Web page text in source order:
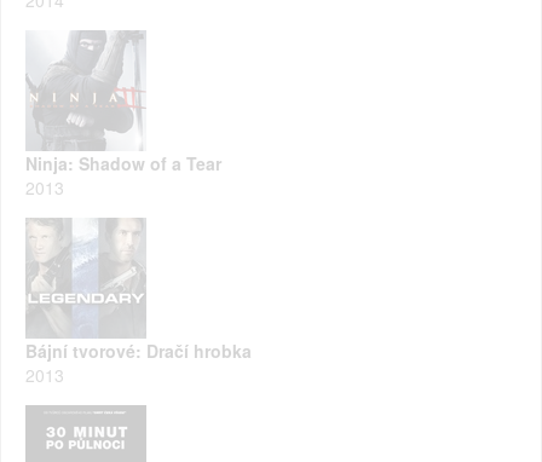
Ninja: Shadow of a Tear
2013
Bájní tvorové: Dračí hrobka
2013